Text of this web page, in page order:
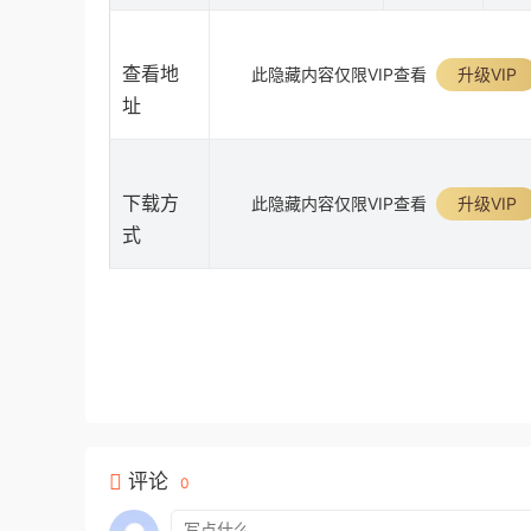
查看地
址
此隐藏内容仅限VIP查看 升级VIP
下载方
式
此隐藏内容仅限VIP查看 升级VIP
评论 0